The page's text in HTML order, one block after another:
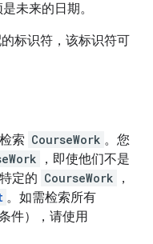
未来的日期。
标识符，该标识符可
索 CourseWork 。您
，即使他们不是
定的 CourseWork
，
。如需检索所有
件），请使用